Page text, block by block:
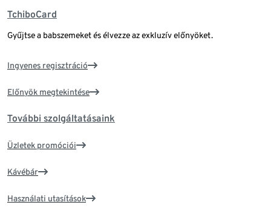
TchiboCard
Gyűjtse a babszemeket és élvezze az exkluzív előnyöket.
Ingyenes regisztráció
Előnyök megtekintése
További szolgáltatásaink
Üzletek promóciói
Kávébár
Használati utasítások